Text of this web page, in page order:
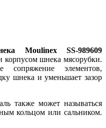
Moulinex SS-989609
корпусом шнека мясорубки.
сопряжение элементов,
шнека и уменьшает зазор
также может называться
кольцом или сальником.